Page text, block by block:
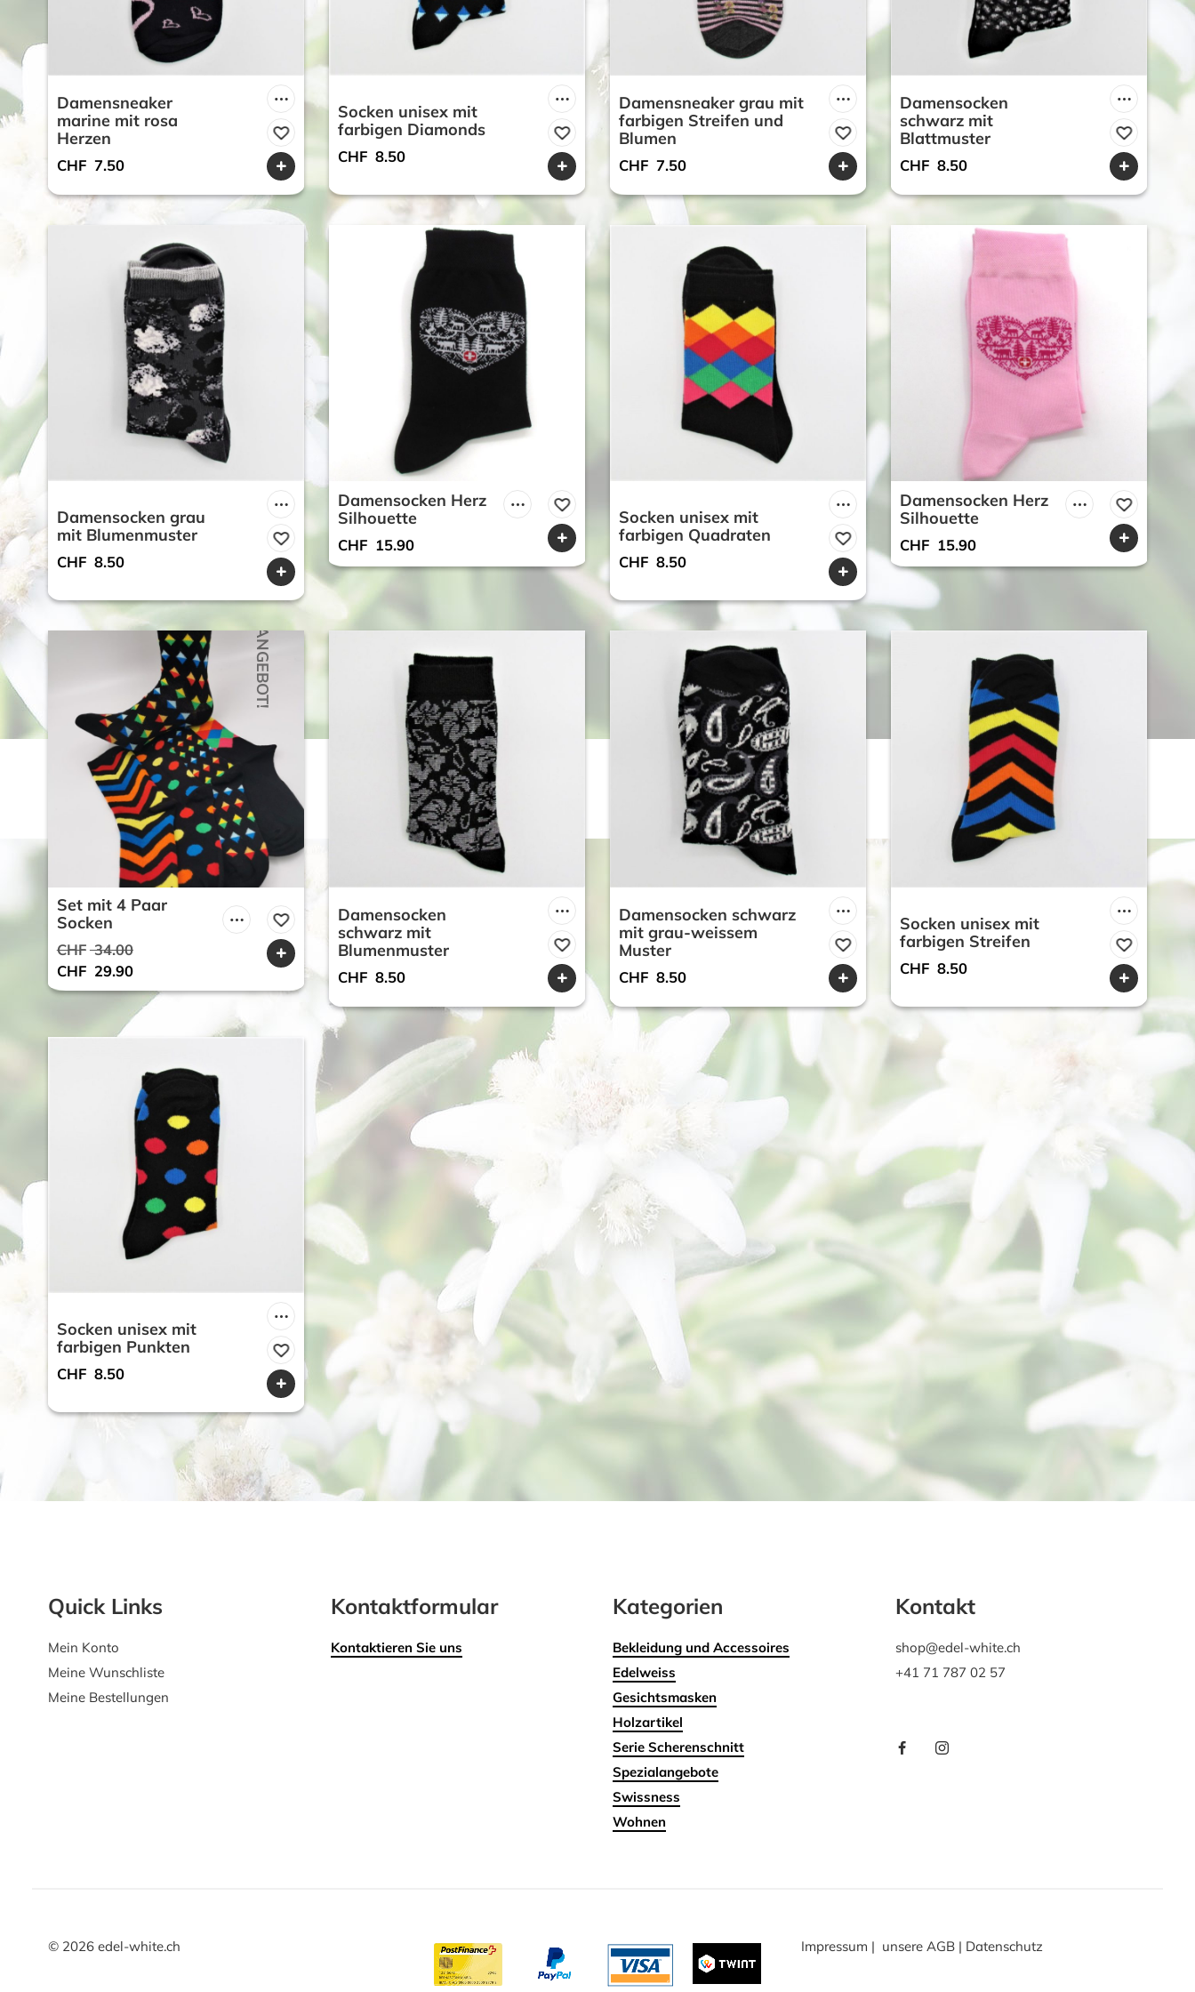
Damensneaker
marine mit rosa
Herzen
CHF 7.50
Socken unisex mit
farbigen Diamonds
CHF 8.50
Damensneaker grau mit
farbigen Streifen und
Blumen
CHF 7.50
Damensocken
schwarz mit
Blattmuster
CHF 8.50
Damensocken grau
mit Blumenmuster
CHF 8.50
Damensocken Herz
Silhouette
CHF 15.90
Socken unisex mit
farbigen Quadraten
CHF 8.50
Damensocken Herz
Silhouette
CHF 15.90
ANGEBOT!
Set mit 4 Paar
Socken
CHF 34.00
Ursprünglicher
Preis
CHF 34.00
CHF 29.90Aktueller
Preis
ist:
CHF 29.90.
Damensocken
schwarz mit
Blumenmuster
CHF 8.50
Damensocken schwarz
mit grau-weissem
Muster
CHF 8.50
Socken unisex mit
farbigen Streifen
CHF 8.50
Socken unisex mit
farbigen Punkten
CHF 8.50
Quick Links
Mein Konto
Meine Wunschliste
Meine Bestellungen
Kontaktformular
Kontaktieren Sie uns
Kategorien
Bekleidung und Accessoires
Edelweiss
Gesichtsmasken
Holzartikel
Serie Scherenschnitt
Spezialangebote
Swissness
Wohnen
Kontakt
shop@edel-white.ch
+41 71 787 02 57
© 2026edel-white.ch Impressum | unsere AGB | Datenschutz